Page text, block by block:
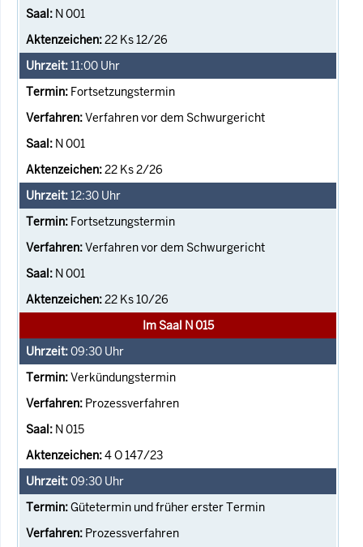
N 001
22 Ks 12/26
11:00 Uhr
Fortsetzungstermin
Verfahren vor dem Schwurgericht
N 001
22 Ks 2/26
12:30 Uhr
Fortsetzungstermin
Verfahren vor dem Schwurgericht
N 001
22 Ks 10/26
Im Saal N 015
09:30 Uhr
Verkündungstermin
Prozessverfahren
N 015
4 O 147/23
09:30 Uhr
Gütetermin und früher erster Termin
Prozessverfahren